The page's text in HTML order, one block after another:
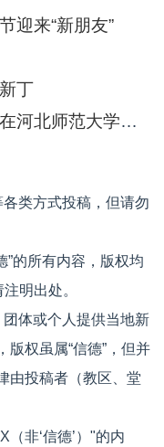
迎来“新朋友”
丁
河北省宗教教职人员进修班在河北师范大学开班
类方式投稿，但请勿
”的所有内容，版权均
明出处。
体或个人提供当地新
版权虽属“信德”，但并
由投稿者（教区、堂
非‘信德’）"的内